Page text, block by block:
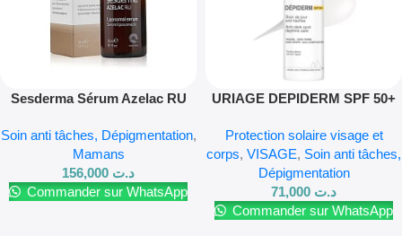
Sesderma Sérum Azelac RU
Soin anti tâches, Dépigmentation,
Mamans
د.ت
Commander sur WhatsApp
URIAGE DEPIDERM SPF 50+
Protection solaire visage et
corps, VISAGE, Soin anti tâches,
Dépigmentation
د.ت
Commander sur WhatsApp